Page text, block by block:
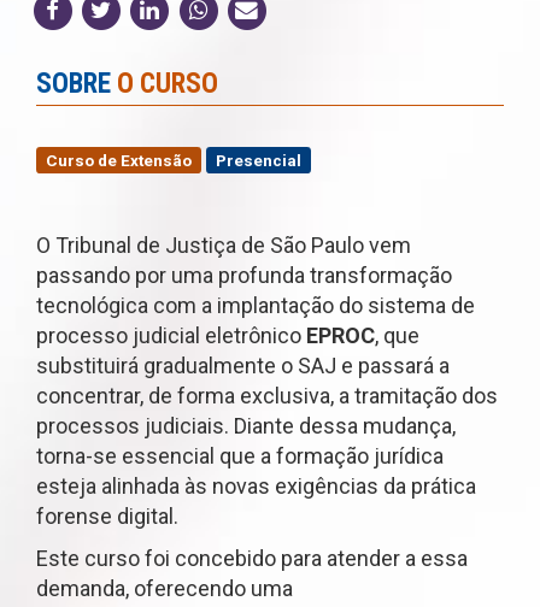
SOBRE O CURSO
Curso de Extensão Presencial
O Tribunal de Justiça de São Paulo vem
passando por uma profunda transformação
tecnológica com a implantação do sistema de
processo judicial eletrônico EPROC, que
substituirá gradualmente o SAJ e passará a
concentrar, de forma exclusiva, a tramitação dos
processos judiciais. Diante dessa mudança,
torna-se essencial que a formação jurídica
esteja alinhada às novas exigências da prática
forense digital.
Este curso foi concebido para atender a essa
demanda, oferecendo uma